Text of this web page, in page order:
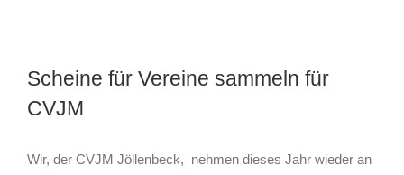
Scheine für Vereine sammeln für
CVJM
Wir, der CVJM Jöllenbeck, nehmen dieses Jahr wieder an